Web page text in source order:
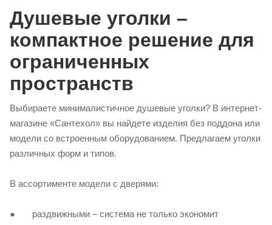
Душевые уголки –
компактное решение для
ограниченных
пространств
Выбираете минималистичное душевые уголки? В интернет-
магазине «Сантехол»‎ вы найдете изделия без поддона или
модели со встроенным оборудованием. Предлагаем уголки
различных форм и типов.
В ассортименте модели с дверями:
● раздвижными – система не только экономит